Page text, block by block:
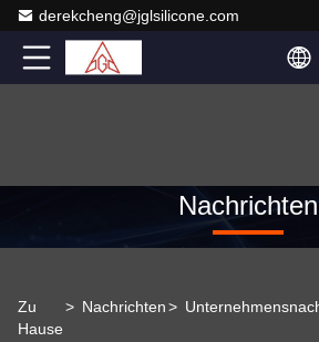
derekcheng@jglsilicone.com
Nachrichten
Zu
Hause
> Nachrichten>